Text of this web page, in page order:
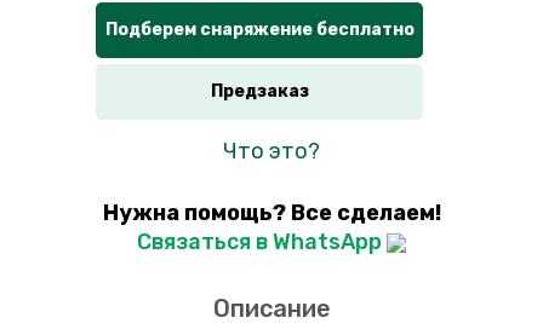
Подберем снаряжение бесплатно
Предзаказ
Что это?
Нужна помощь? Все сделаем!
Связаться в WhatsApp
Описание